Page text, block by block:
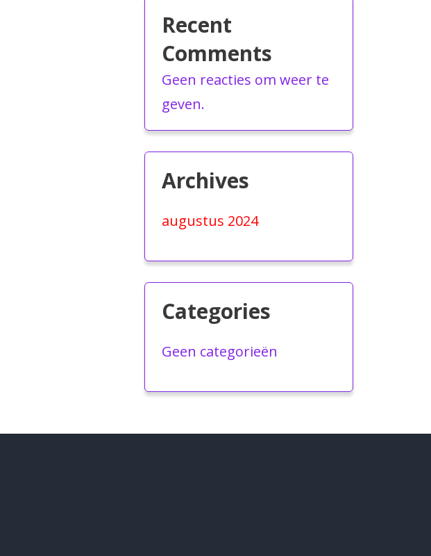
Recent
Comments
Geen reacties om weer te
geven.
Archives
augustus 2024
Categories
Geen categorieën